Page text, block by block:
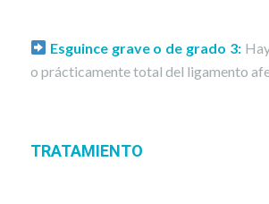
Esguince grave o de grado 3:
o prácticamente total del ligamento
TRATAMIENTO